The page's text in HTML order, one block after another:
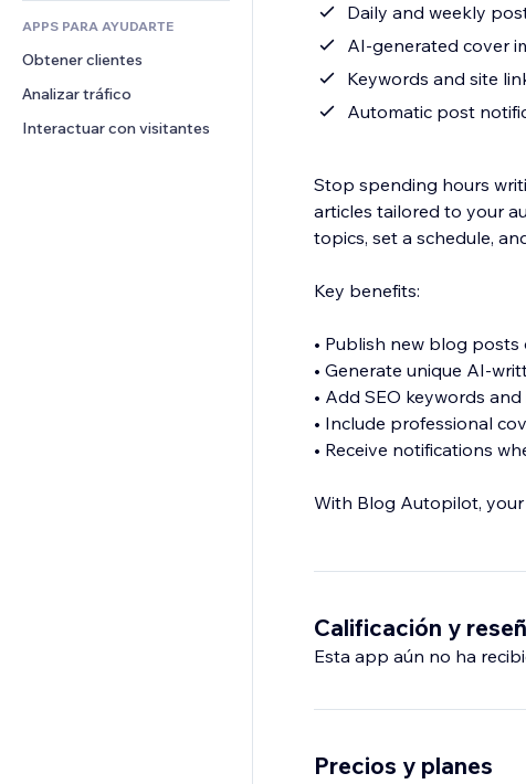
APPS PARA AYUDARTE
Obtener clientes
Analizar tráfico
Interactuar con visitantes
Daily and weekly
AI-generated cover
Keywords and site
Automatic post
Stop spending hours
articles tailored to your
topics, set a schedule,
Key benefits:
• Publish new blog posts
• Generate unique AI-
• Add SEO keywords
• Include professional
• Receive notifications
With Blog Autopilot,
Calificación y
Esta app aún no ha
Precios y planes